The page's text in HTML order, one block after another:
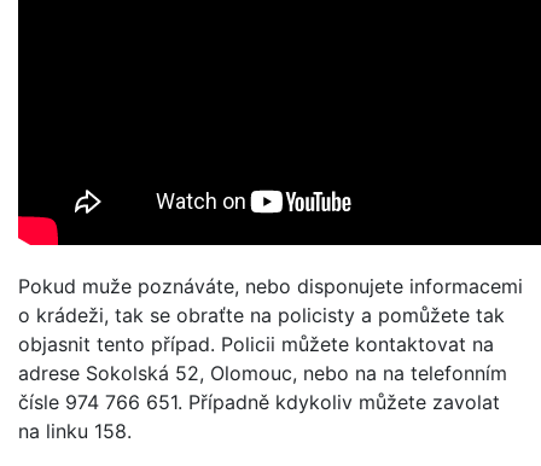
Pokud muže poznáváte, nebo disponujete informacemi
o krádeži, tak se obraťte na policisty a pomůžete tak
objasnit tento případ. Policii můžete kontaktovat na
adrese Sokolská 52, Olomouc, nebo na na telefonním
čísle 974 766 651. Případně kdykoliv můžete zavolat
na linku 158.